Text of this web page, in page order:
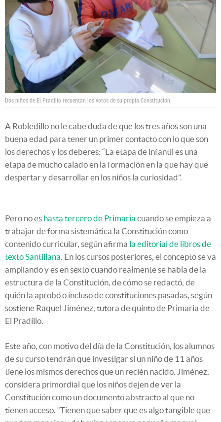
Dos niños de El Pradillo recuentan los votos de su propia Constitución.
A Robledillo no le cabe duda de que los tres años son una
buena edad para tener un primer contacto con lo que son
los derechos y los deberes: “La etapa de infantil es una
etapa de mucho calado en la formación en la que hay que
despertar y desarrollar en los niños la curiosidad”.
Pero no es hasta tercero de Primaria cuando se empieza a
trabajar de forma sistemática la Constitución como
contenido curricular, según afirma la editorial de libros de
textoSantillana. En los cursos posteriores, el concepto se va
ampliando y es en sexto cuando realmente se habla de la
estructura de la Constitución, de cómo se redactó, de
quién la aprobó o incluso de constituciones pasadas, según
sostiene Raquel Jiménez, tutora de quinto de Primaria de
El Pradillo.
Este año, con motivo del día de la Constitución, los alumnos
de su curso tendrán que investigar si un niño de 11 años
tiene los mismos derechos que un recién nacido. Jiménez,
considera primordial que los niños dejen de ver la
Constitución como un documento abstracto al que no
tienen acceso. “Tienen que saber que es algo tangible que